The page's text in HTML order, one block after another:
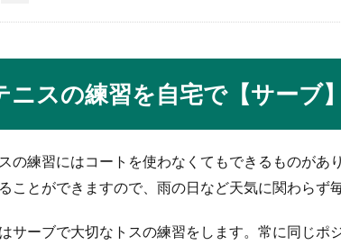
神社のお供え物の順番
家に神棚を設置しようと思っ
洋食マナーのフォーク
ニスの練習を自宅で【サーブ】
の練習にはコートを使わなくてもできるものがあ
ことができますので、雨の日など天気に関わらず
サーブで大切なトスの練習をします。常に同じポ